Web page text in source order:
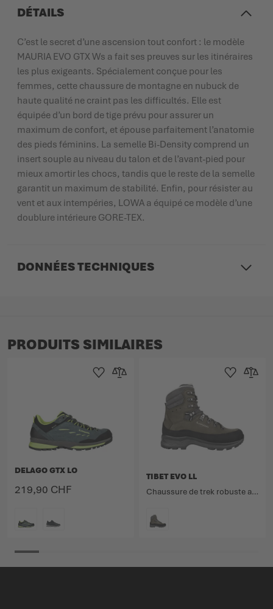
DÉTAILS
C’est le secret d’une ascension tout confort : le modèle
MAURIA EVO GTX Ws a fait ses preuves sur les itinéraires
les plus exigeants. Spécialement conçue pour les
femmes, cette chaussure de montagne en nubuck de
haute qualité ne craint pas les difficultés. Elle est
équipée d’un bord de tige prévu pour assurer un
maximum de confort, et épouse parfaitement l’anatomie
des pieds féminins. La semelle Bi-Density comprend un
insert souple au niveau du talon et de l’avant-pied pour
mieux amortir les chocs, tandis que le reste de la semelle
garantit un maximum de stabilité. Enfin, pour résister au
vent et aux intempéries, LOWA a équipé ce modèle d’une
doublure intérieure GORE-TEX.
DONNÉES TECHNIQUES
PRODUITS SIMILAIRES
219,90 CHF
DELAGO GTX LO
Ajouter à la liste d'achats
Ajouter au comparateur
TIBET EVO LL
Chaussure de trek robuste avec doublure cuir pour les itinéraires ambitieux.
Ajouter à la
Ajouter